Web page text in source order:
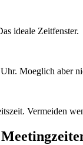
ideale Zeitfenster.
Moeglich aber
Vermeiden